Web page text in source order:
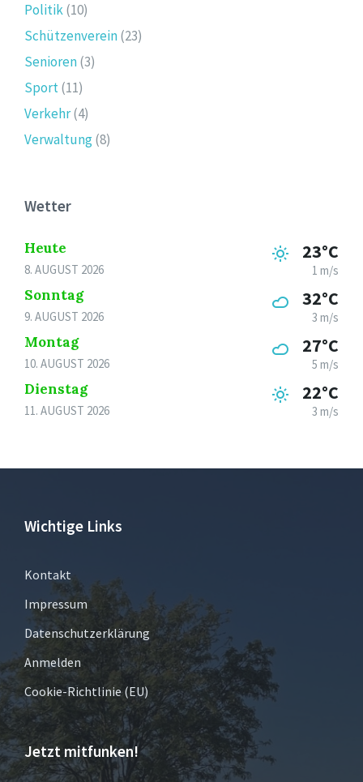
Politik(10)
Schützenverein(23)
Senioren(3)
Sport(11)
Verkehr(4)
Verwaltung(8)
Wetter
Heute
8. AUGUST 2026
23°C
1 m/s
Sonntag
9. AUGUST 2026
32°C
3 m/s
Montag
10. AUGUST 2026
27°C
5 m/s
Dienstag
11. AUGUST 2026
22°C
3 m/s
Wichtige Links
Kontakt
Impressum
Datenschutzerklärung
Anmelden
Cookie-Richtlinie (EU)
Jetzt mitfunken!